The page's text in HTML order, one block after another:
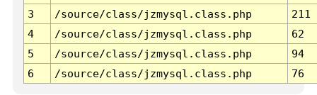
3 /source/class/jzmysql.class.php
211
4
/source/class/jzmysql.class.php
62
5
/source/class/jzmysql.class.php
94
6
/source/class/jzmysql.class.php 76